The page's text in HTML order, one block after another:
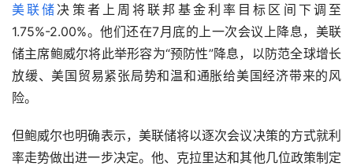
美联储 决策者上周将联邦基金利率目标区间下调至
1.75%-2.00%。他们还在7月底的上一次会议上降息，美联
储主席鲍威尔将此举形容为“预防性”降息，以防范全球增长
放缓、美国贸易紧张局势和温和通胀给美国经济带来的风
险。
但鲍威尔也明确表示，美联储将以逐次会议决策的方式就利
率走势做出进一步决定。他、克拉里达和其他几位政策制定